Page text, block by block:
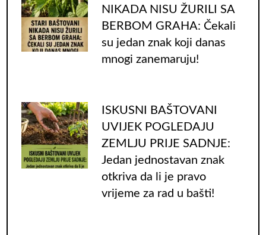
NIKADA NISU ŽURILI SA
BERBOM GRAHA: Čekali
su jedan znak koji danas
mnogi zanemaruju!
ISKUSNI BAŠTOVANI
UVIJEK POGLEDAJU
ZEMLJU PRIJE SADNJE:
Jedan jednostavan znak
otkriva da li je pravo
vrijeme za rad u bašti!